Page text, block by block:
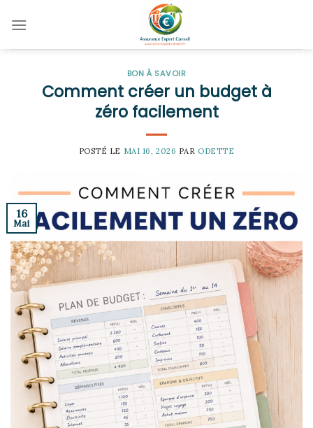
BON À SAVOIR
Comment créer un budget à
zéro facilement
POSTÉ LE MAI 16, 2026 PAR ODETTE
16
Mai